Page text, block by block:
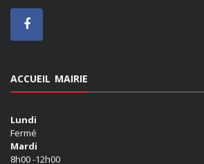
ACCUEIL MAIRIE
Lundi
Fermé
Mardi
8h00 -12h00